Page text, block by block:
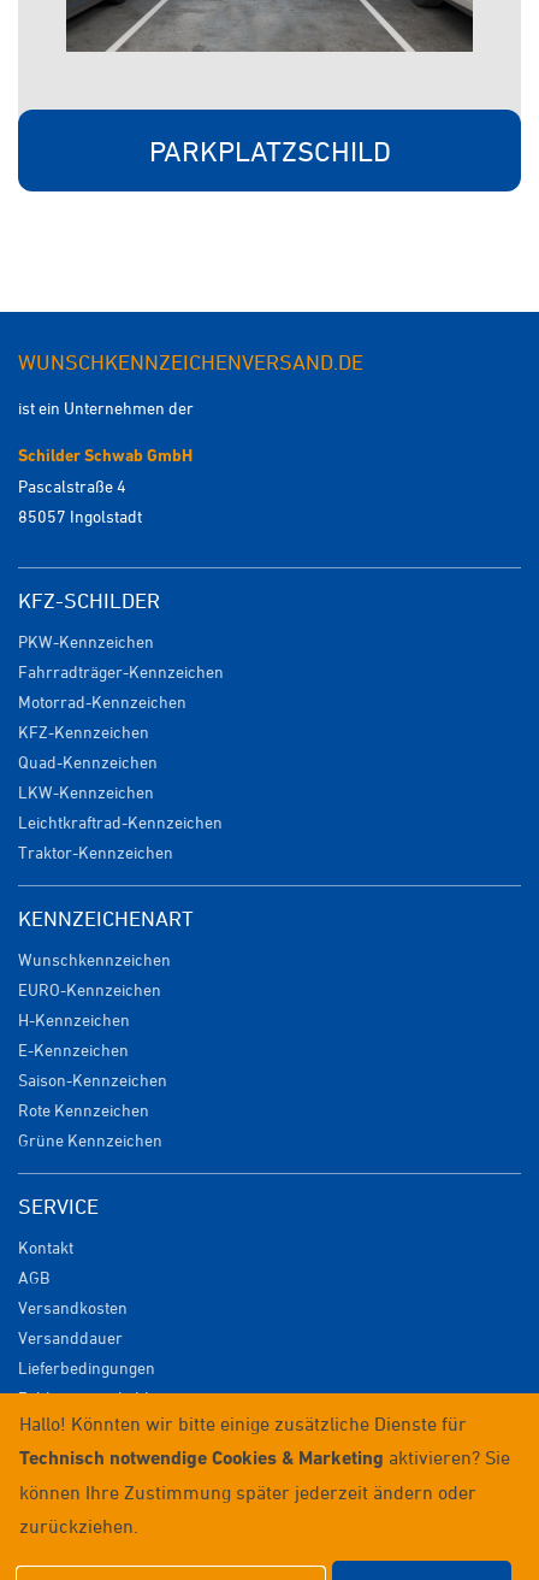
PARKPLATZSCHILD
WUNSCHKENNZEICHENVERSAND.DE
ist ein Unternehmen der
Schilder Schwab GmbH
Pascalstraße 4
85057 Ingolstadt
KFZ-SCHILDER
PKW-Kennzeichen
Fahrradträger-Kennzeichen
Motorrad-Kennzeichen
KFZ-Kennzeichen
Quad-Kennzeichen
LKW-Kennzeichen
Leichtkraftrad-Kennzeichen
Traktor-Kennzeichen
KENNZEICHENART
Wunschkennzeichen
EURO-Kennzeichen
H-Kennzeichen
E-Kennzeichen
Saison-Kennzeichen
Rote Kennzeichen
Grüne Kennzeichen
SERVICE
Kontakt
AGB
Versandkosten
Versanddauer
Lieferbedingungen
Zahlungsmöglichkeiten
Datenschutz
Impressum
Widerrufsrecht
Anmelden / Registrieren
Hallo! Könnten wir bitte einige zusätzliche Dienste für
Technisch notwendige Cookies & Marketing aktivieren? Sie
können Ihre Zustimmung später jederzeit ändern oder
zurückziehen.